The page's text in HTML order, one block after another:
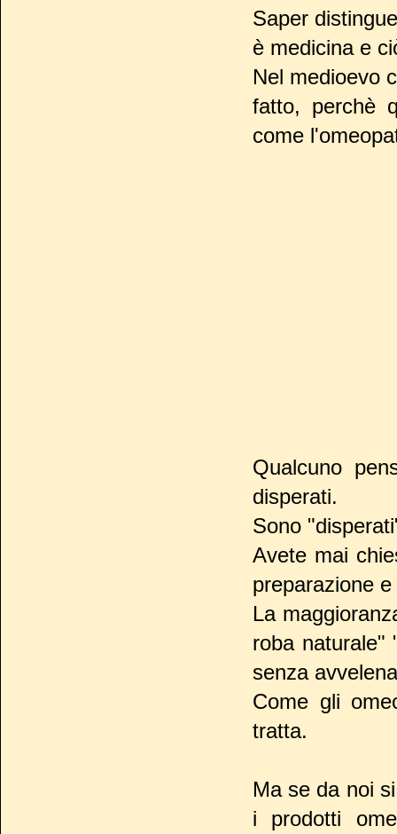
Saper
è medicina e
Nel medioevo
fatto, perchè
come
Qualcuno
disperati.
Sono
Avete mai
preparazione
La
roba naturale"
senza
Come gli
tratta.
Ma se da noi
i prodotti